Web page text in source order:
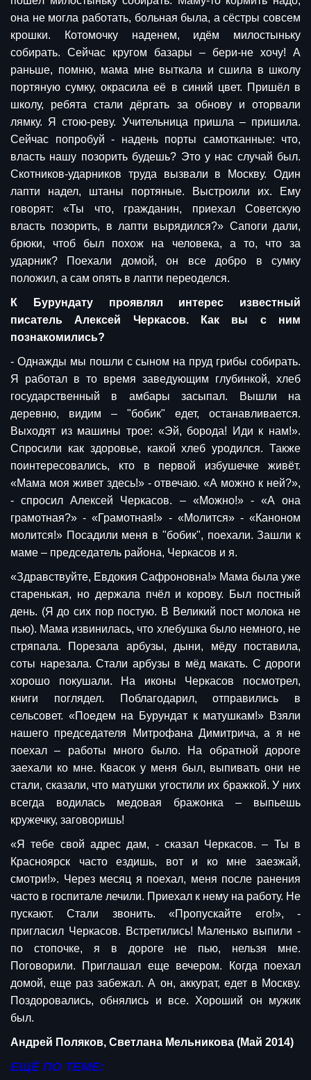
она не могла работать, больная была, а сёстры совсем
крошки. Котомочку наденем, идём милостыньку
собирать. Сейчас кругом базары – бери-не хочу! А
раньше, помню, мама мне выткала и сшила в школу
портяную сумку, окрасила её в синий цвет. Пришёл в
школу, ребята стали дёргать за обнову и оторвали
лямку. Я стою-реву. Учительница пришла – пришила.
Сейчас попробуй - надень порты самотканные: что,
власть нашу позорить будешь? Это у нас случай был.
Скотников-ударников труда вызвали в Москву. Один
лапти надел, штаны портяные. Выстроили их. Ему
говорят: «Ты что, гражданин, приехал Советскую
власть позорить, в лапти вырядился?» Сапоги дали,
брюки, чтоб был похож на человека, а то, что за
ударник? Поехали домой, он все добро в сумку
положил, а сам опять в лапти переоделся.
К Бурундату проявлял интерес известный
писатель Алексей Черкасов. Как вы с ним
познакомились?
- Однажды мы пошли с сыном на пруд грибы собирать.
Я работал в то время заведующим глубинкой, хлеб
государственный в амбары засыпал. Вышли на
деревню, видим – "бобик" едет, останавливается.
Выходят из машины трое: «Эй, борода! Иди к нам!».
Спросили как здоровье, какой хлеб уродился. Также
поинтересовались, кто в первой избушечке живёт.
«Мама моя живет здесь!» - отвечаю. «А можно к ней?»,
- спросил Алексей Черкасов. – «Можно!» - «А она
грамотная?» - «Грамотная!» - «Молится» - «Каноном
молится!» Посадили меня в "бобик", поехали. Зашли к
маме – председатель района, Черкасов и я.
«Здравствуйте, Евдокия Сафроновна!» Мама была уже
старенькая, но держала пчёл и корову. Был постный
день. (Я до сих пор постую. В Великий пост молока не
пью). Мама извинилась, что хлебушка было немного, не
стряпала. Порезала арбузы, дыни, мёду поставила,
соты нарезала. Стали арбузы в мёд макать. С дороги
хорошо покушали. На иконы Черкасов посмотрел,
книги поглядел. Поблагодарил, отправились в
сельсовет. «Поедем на Бурундат к матушкам!» Взяли
нашего председателя Митрофана Димитрича, а я не
поехал – работы много было. На обратной дороге
заехали ко мне. Квасок у меня был, выпивать они не
стали, сказали, что матушки угостили их бражкой. У них
всегда водилась медовая бражонка – выпьешь
кружечку, заговоришь!
«Я тебе свой адрес дам, - сказал Черкасов. – Ты в
Красноярск часто ездишь, вот и ко мне заезжай,
смотри!». Через месяц я поехал, меня после ранения
часто в госпитале лечили. Приехал к нему на работу. Не
пускают. Стали звонить. «Пропускайте его!», -
пригласил Черкасов. Встретились! Маленько выпили -
по стопочке, я в дороге не пью, нельзя мне.
Поговорили. Приглашал еще вечером. Когда поехал
домой, еще раз забежал. А он, аккурат, едет в Москву.
Поздоровались, обнялись и все. Хороший он мужик
был.
Андрей Поляков, Светлана Мельникова (Май 2014)
ЕЩЁ ПО ТЕМЕ: